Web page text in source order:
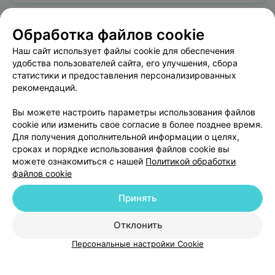
Могилев, ул. Буянова, 19 до 20:00
Массаж спины + шеи (кроме
лечебного) (35-40 минут)
Цена по запросу
Все цены
Добавить компанию
Добавить специалиста
Обработка файлов cookie
Наш сайт использует файлы cookie для обеспечения
удобства пользователей сайта, его улучшения, сбора
статистики и предоставления персонализированных
рекомендаций.
Вы можете настроить параметры использования файлов
cookie или изменить свое согласие в более позднее время.
Для получения дополнительной информации о целях,
сроках и порядке использования файлов cookie вы
можете ознакомиться с нашей Политикой обработки
файлов cookie
Отклонить
Принять
Персональные настройки Cookie